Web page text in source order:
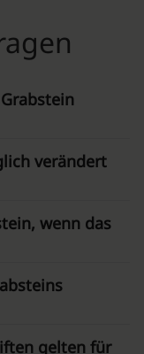
verändert
wenn das
gelten für